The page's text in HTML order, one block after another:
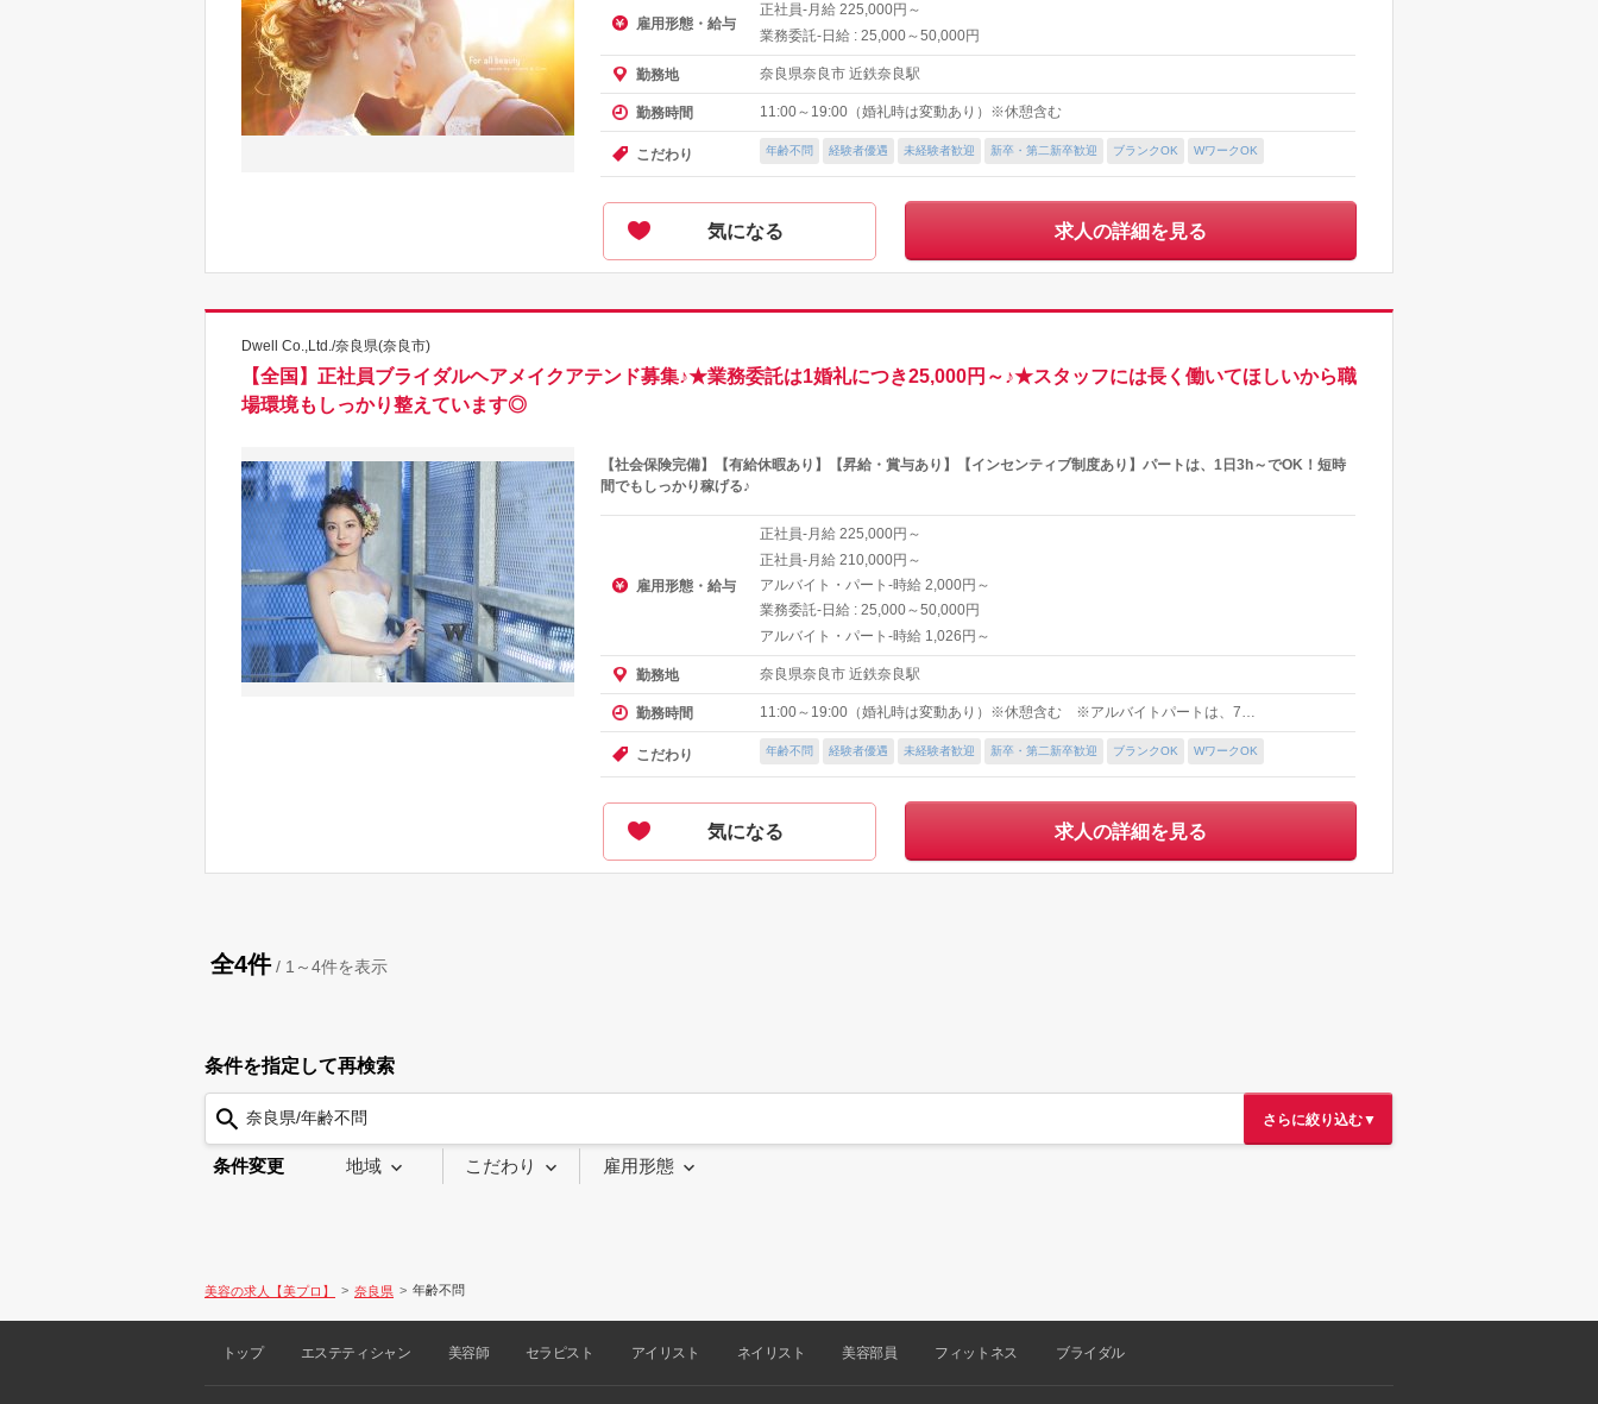
雇用形態・給与
正社員-月給 225,000円～
業務委託-日給 : 25,000～50,000円
勤務地 奈良県奈良市 近鉄奈良駅
勤務時間 11:00～19:00（婚礼時は変動あり）※休憩含む
こだわり 年齢不問 経験者優遇 未経験者歓迎 新卒・第二新卒歓迎 ブランクOK WワークOK
気になる 求人の詳細を見る
Dwell Co.,Ltd./奈良県(奈良市)
【全国】正社員ブライダルヘアメイクアテンド募集♪★業務委託は1婚礼につき25,000円～♪★スタッフには長く働いてほしいから職
場環境もしっかり整えています◎
【社会保険完備】【有給休暇あり】【昇給・賞与あり】【インセンティブ制度あり】パートは、1日3h～でOK！短時
間でもしっかり稼げる♪
雇用形態・給与
正社員-月給 225,000円～
正社員-月給 210,000円～
アルバイト・パート-時給 2,000円～
業務委託-日給 : 25,000～50,000円
アルバイト・パート-時給 1,026円～
勤務地 奈良県奈良市 近鉄奈良駅
勤務時間 11:00～19:00（婚礼時は変動あり）※休憩含む ※アルバイトパートは、7…
こだわり 年齢不問 経験者優遇 未経験者歓迎 新卒・第二新卒歓迎 ブランクOK WワークOK
気になる 求人の詳細を見る
全4件/ 1～4件を表示
条件を指定して再検索
奈良県/年齢不問 さらに絞り込む▼
条件変更 地域 こだわり 雇用形態
美容の求人【美プロ】 奈良県 年齢不問
トップ エステティシャン 美容師 セラピスト アイリスト ネイリスト 美容部員 フィットネス ブライダル